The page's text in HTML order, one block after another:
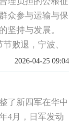
众参与运输与保
坚持与发展。
败退，宁波、
定在浙东建立根
2026-04-25 09:04
了新四军在华中
4月，日军发动